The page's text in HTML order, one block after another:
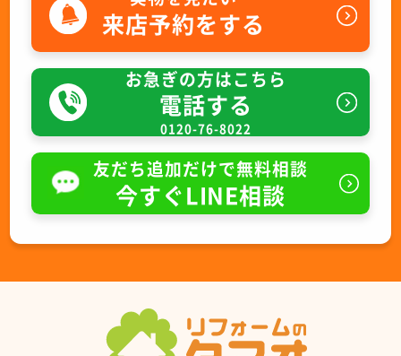
来店予約をする
お急ぎの方はこちら
電話する
0120-76-8022
友だち追加だけで無料相談
今すぐLINE相談